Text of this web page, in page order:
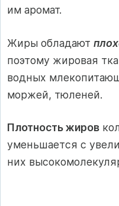
им аромат.
Жиры обладают
поэтому жировая
водных
моржей, тюленей.
Плотность жиров
уменьшается с
них